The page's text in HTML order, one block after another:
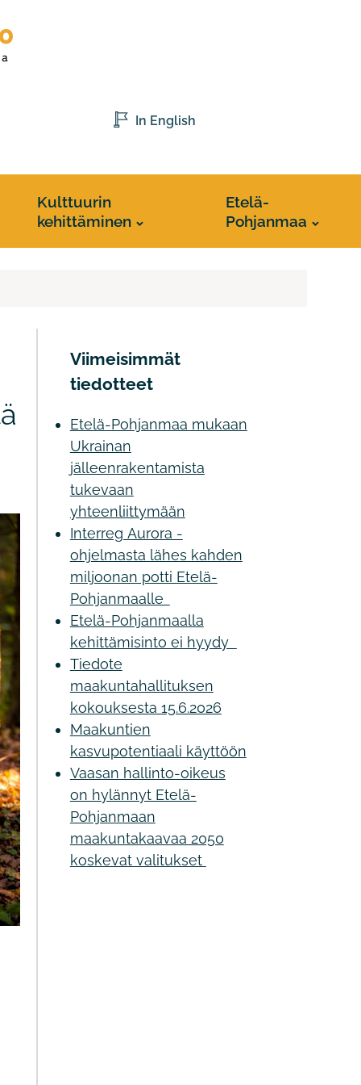
In English
Kulttuurin
kehittäminen
Etelä-
Pohjanmaa
Viimeisimmät
tiedotteet
Etelä-Pohjanmaa mukaan
Ukrainan
jälleenrakentamista
tukevaan
yhteenliittymään
Interreg Aurora -
ohjelmasta lähes kahden
miljoonan potti Etelä-
Pohjanmaalle
Etelä-Pohjanmaalla
kehittämisinto ei hyydy
Tiedote
maakuntahallituksen
kokouksesta 15.6.2026
Maakuntien
kasvupotentiaali käyttöön
Vaasan hallinto-oikeus
on hylännyt Etelä-
Pohjanmaan
maakuntakaavaa 2050
koskevat valitukset